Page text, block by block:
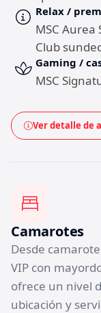
Relax /
MSC Aurea
Club
Gaming /
MSC
Ver detalle de
Camarotes
Desde
VIP con
ofrece un nivel
ubicación y